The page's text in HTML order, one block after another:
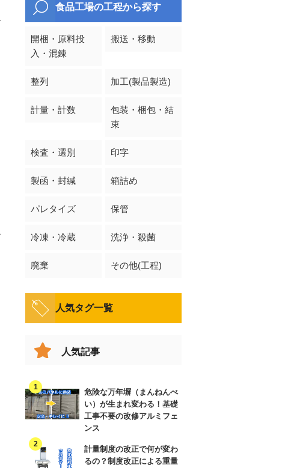
食品工場の工程から探す
開梱・原料投
入・混錬
搬送・移動
整列 加工(製品製造)
計量・計数
包装・梱包・結
束
検査・選別 印字
製函・封緘 箱詰め
パレタイズ 保管
冷凍・冷蔵 洗浄・殺菌
廃棄 その他(工程)
人気タグ一覧
人気記事
危険な万年塀（まんねんべ
い）が生まれ変わる！基礎
工事不要の改修アルミフェ
ンス
計量制度の改正で何が変わ
るの？制度改正による重量